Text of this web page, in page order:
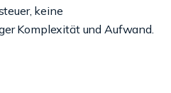
keine
Komplexität und Aufwand.